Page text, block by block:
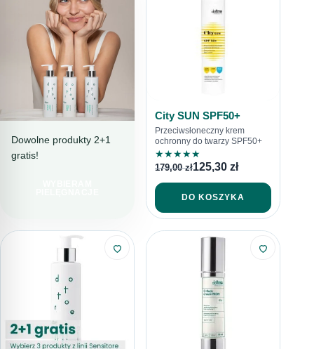
PIELĘGNACJA
Dowolne produkty 2+1
gratis!
City SUN SPF50+
Przeciwsłoneczny krem
ochronny do twarzy SPF50+
★★★★★
179,00zł125,30 zł
DO KOSZYKA